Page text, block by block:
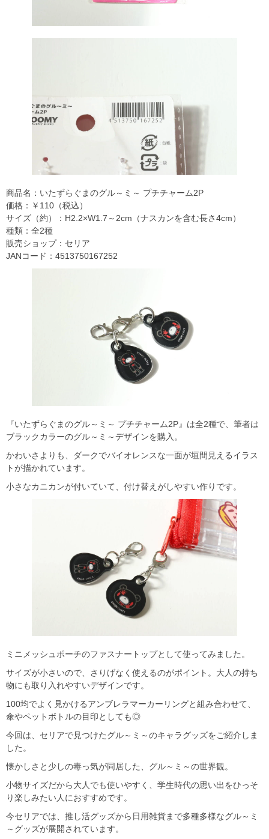
商品名：いたずらぐまのグル～ミ～ プチチャーム2P
価格：￥110（税込）
サイズ（約）：H2.2×W1.7～2cm（ナスカンを含む長さ4cm）
種類：全2種
販売ショップ：セリア
JANコード：4513750167252
『いたずらぐまのグル～ミ～ プチチャーム2P』は全2種で、筆者は
ブラックカラーのグル～ミ～デザインを購入。
かわいさよりも、ダークでバイオレンスな一面が垣間見えるイラス
トが描かれています。
小さなカニカンが付いていて、付け替えがしやすい作りです。
ミニメッシュポーチのファスナートップとして使ってみました。
サイズが小さいので、さりげなく使えるのがポイント。大人の持ち
物にも取り入れやすいデザインです。
100均でよく見かけるアンブレラマーカーリングと組み合わせて、
傘やペットボトルの目印としても◎
今回は、セリアで見つけたグル～ミ～のキャラグッズをご紹介しま
した。
懐かしさと少しの毒っ気が同居した、グル～ミ～の世界観。
小物サイズだから大人でも使いやすく、学生時代の思い出をひっそ
り楽しみたい人におすすめです。
今セリアでは、推し活グッズから日用雑貨まで多種多様なグル～ミ
～グッズが展開されています。